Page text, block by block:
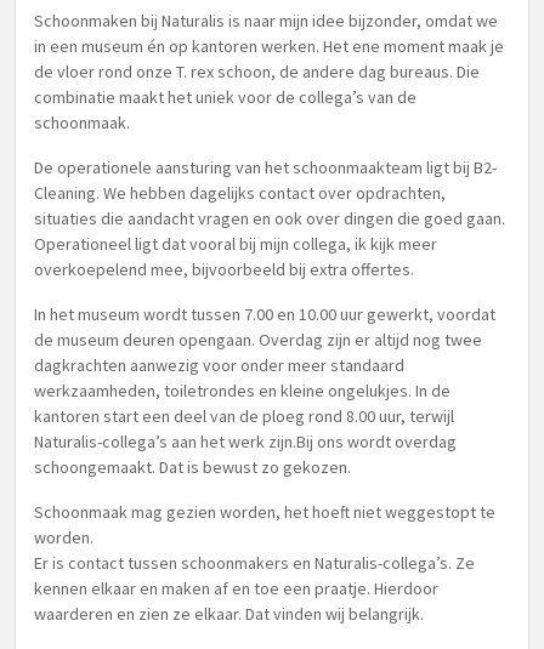
Schoonmaken bij Naturalis is naar mijn idee bijzonder, omdat we
in een museum én op kantoren werken. Het ene moment maak je
de vloer rond onze T. rex schoon, de andere dag bureaus. Die
combinatie maakt het uniek voor de collega’s van de
schoonmaak.
De operationele aansturing van het schoonmaakteam ligt bij B2-
Cleaning. We hebben dagelijks contact over opdrachten,
situaties die aandacht vragen en ook over dingen die goed gaan.
Operationeel ligt dat vooral bij mijn collega, ik kijk meer
overkoepelend mee, bijvoorbeeld bij extra offertes.
In het museum wordt tussen 7.00 en 10.00 uur gewerkt, voordat
de museum deuren opengaan. Overdag zijn er altijd nog twee
dagkrachten aanwezig voor onder meer standaard
werkzaamheden, toiletrondes en kleine ongelukjes. In de
kantoren start een deel van de ploeg rond 8.00 uur, terwijl
Naturalis-collega’s aan het werk zijn.Bij ons wordt overdag
schoongemaakt. Dat is bewust zo gekozen.
Schoonmaak mag gezien worden, het hoeft niet weggestopt te
worden.
Er is contact tussen schoonmakers en Naturalis-collega’s. Ze
kennen elkaar en maken af en toe een praatje. Hierdoor
waarderen en zien ze elkaar. Dat vinden wij belangrijk.